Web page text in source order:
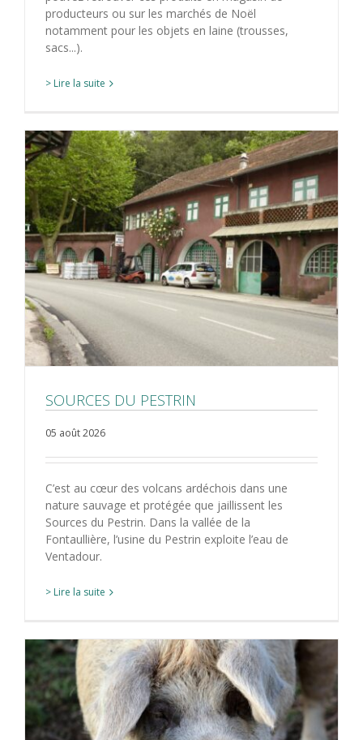
producteurs ou sur les marchés de Noël
notamment pour les objets en laine (trousses,
sacs...).
> Lire la suite
SOURCES DU PESTRIN
05 août 2026
C’est au cœur des volcans ardéchois dans une
nature sauvage et protégée que jaillissent les
Sources du Pestrin. Dans la vallée de la
Fontaullière, l’usine du Pestrin exploite l’eau de
Ventadour.
> Lire la suite